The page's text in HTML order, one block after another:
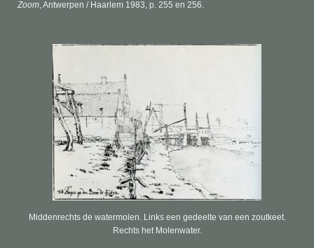
Zoom , Antwerpen / Haarlem 1983 , p. 255 en 256.
Middenrechts de watermolen. Links een gedeelte van een zoutkeet.
Rechts het Molenwater.